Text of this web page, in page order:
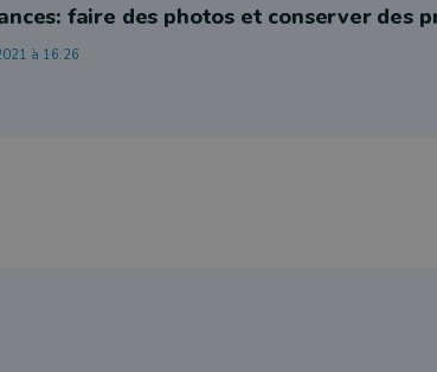
faire des photos et conserver des
à 16:26